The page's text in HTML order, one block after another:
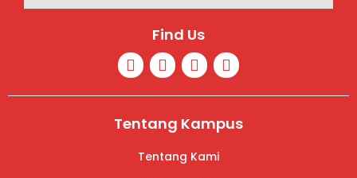
Find Us
Tentang Kampus
Tentang Kami